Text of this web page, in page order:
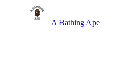
A Bathing Ape